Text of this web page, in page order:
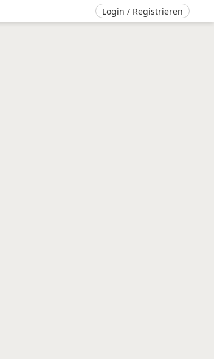
Login / Registrieren